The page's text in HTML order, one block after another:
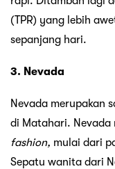
(TPR) yang lebih
sepanjang hari.
3. Nevada
Nevada merupakan
di Matahari. Nevada
fashion, mulai dari
Sepatu wanita dari